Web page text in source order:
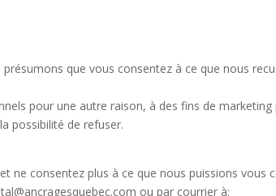
que vous consentez à ce que nous
pour une autre raison, à des fins de
possibilité de refuser.
ne consentez plus à ce que nous puissions
ou par courrier à: